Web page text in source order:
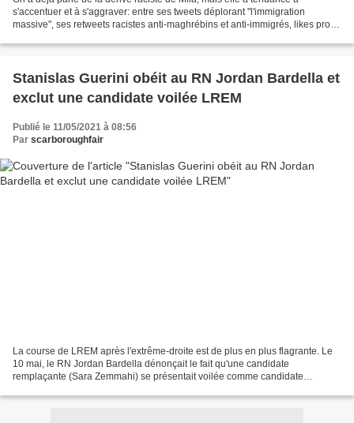
s'accentuer et à s'aggraver: entre ses tweets déplorant "l'immigration
massive", ses retweets racistes anti-maghrébins et anti-immigrés, likes pro-
Stanislas Guerini obéit au RN Jordan Bardella et
exclut une candidate voilée LREM
Publié le 11/05/2021 à 08:56
Par scarboroughfair
La course de LREM après l'extrême-droite est de plus en plus flagrante. Le
10 mai, le RN Jordan Bardella dénonçait le fait qu'une candidate
remplaçante (Sara Zemmahi) se présentait voilée comme candidate